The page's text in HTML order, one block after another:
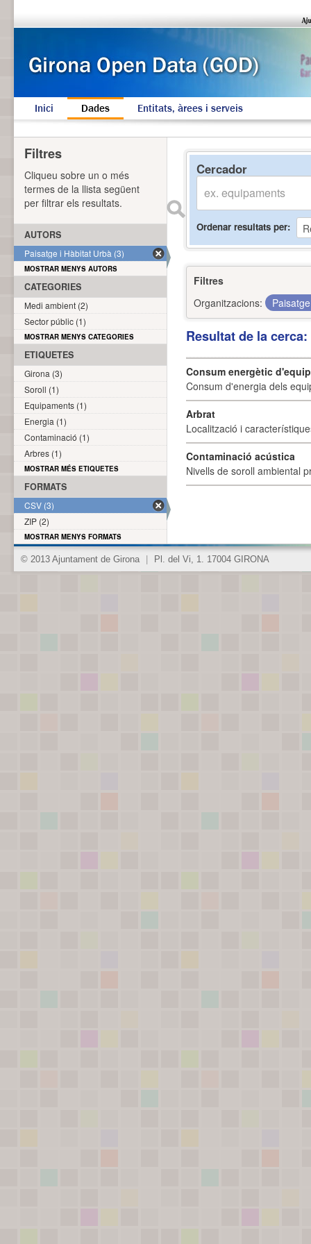
Inici Dades Entitats, àrees i serveis
Cercador
Ordenar resultats per
Filtres
Organitzacions:
Resultat de la
Consum energètic
Consum d'energia dels
Arbrat
Localització i
Contaminació acústica
Nivells de soroll ambiental
Filtres
Cliqueu sobre un o més
termes de la llista següent
per filtrar els resultats.
AUTORS
Paisatge i Hàbitat Urbà (3)
MOSTRAR MENYS AUTORS
CATEGORIES
Medi ambient (2)
Sector públic (1)
MOSTRAR MENYS CATEGORIES
ETIQUETES
Girona (3)
Soroll (1)
Equipaments (1)
Energia (1)
Contaminació (1)
Arbres (1)
MOSTRAR MÉS ETIQUETES
FORMATS
CSV (3)
ZIP (2)
MOSTRAR MENYS FORMATS
© 2013 Ajuntament de Girona Pl. del Vi, 1. 17004 GIRONA